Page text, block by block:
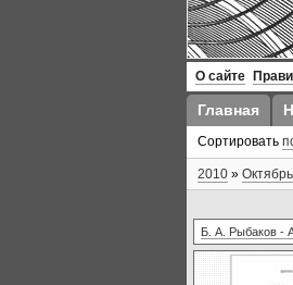
О сайте
Главная
Сортировать
2010 » Октябрь
Б. А. Рыбаков -